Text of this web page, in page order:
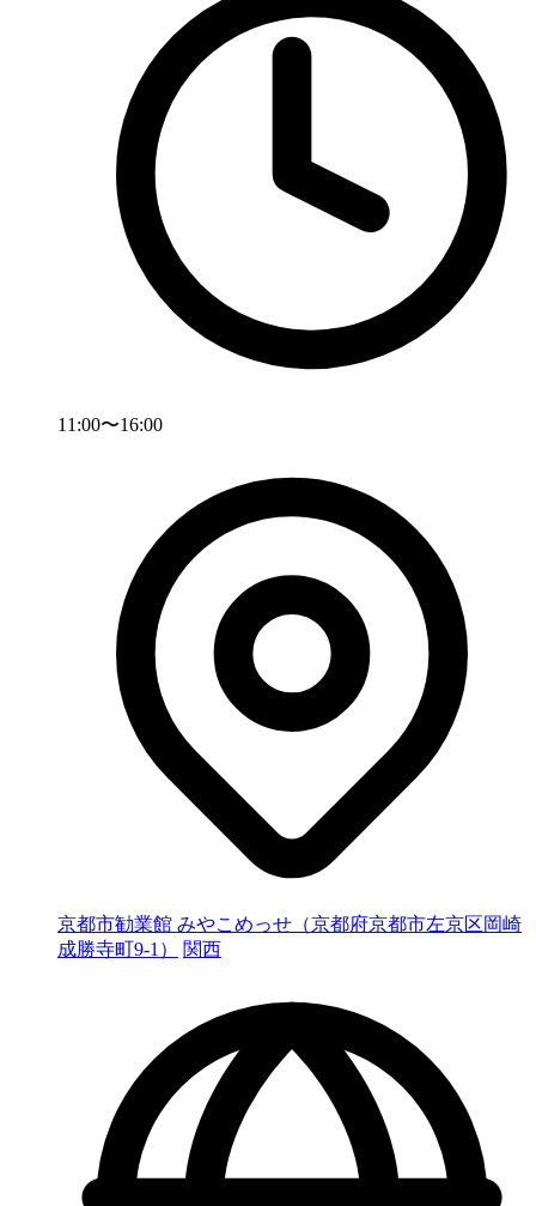
11:00〜16:00
京都市勧業館 みやこめっせ（京都府京都市左京区岡崎
成勝寺町9-1）
関西